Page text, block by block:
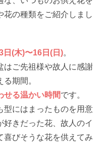
花の種類をご紹介しまし
日(木)〜16日(日)。
はご先祖様や故人に感謝
期間。
せる温かい時間です。
型にはまったものを用意
きだった花、故人のイ
喜びそうな花を供えてみ